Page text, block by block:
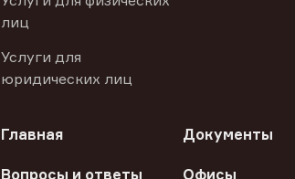
лиц
Услуги для
юридических лиц
Главная Документы
Вопросы и ответы Офисы